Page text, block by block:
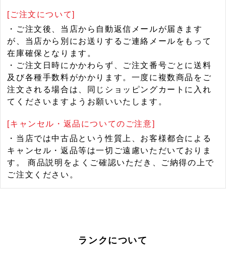
[ご注文について]
・ご注文後、当店から自動返信メールが届きます
が、当店から別にお送りするご連絡メールをもって
在庫確保となります。
・ご注文日時にかかわらず、ご注文番号ごとに送料
及び各種手数料がかかります。一度に複数商品をご
注文される場合は、同じショッピングカートに入れ
てくださいますようお願いいたします。
[キャンセル・返品についてのご注意]
・当店では中古品という性質上、お客様都合による
キャンセル・返品等は一切ご遠慮いただいておりま
す。 商品説明をよくご確認いただき、ご納得の上で
ご注文ください。
ランクについて